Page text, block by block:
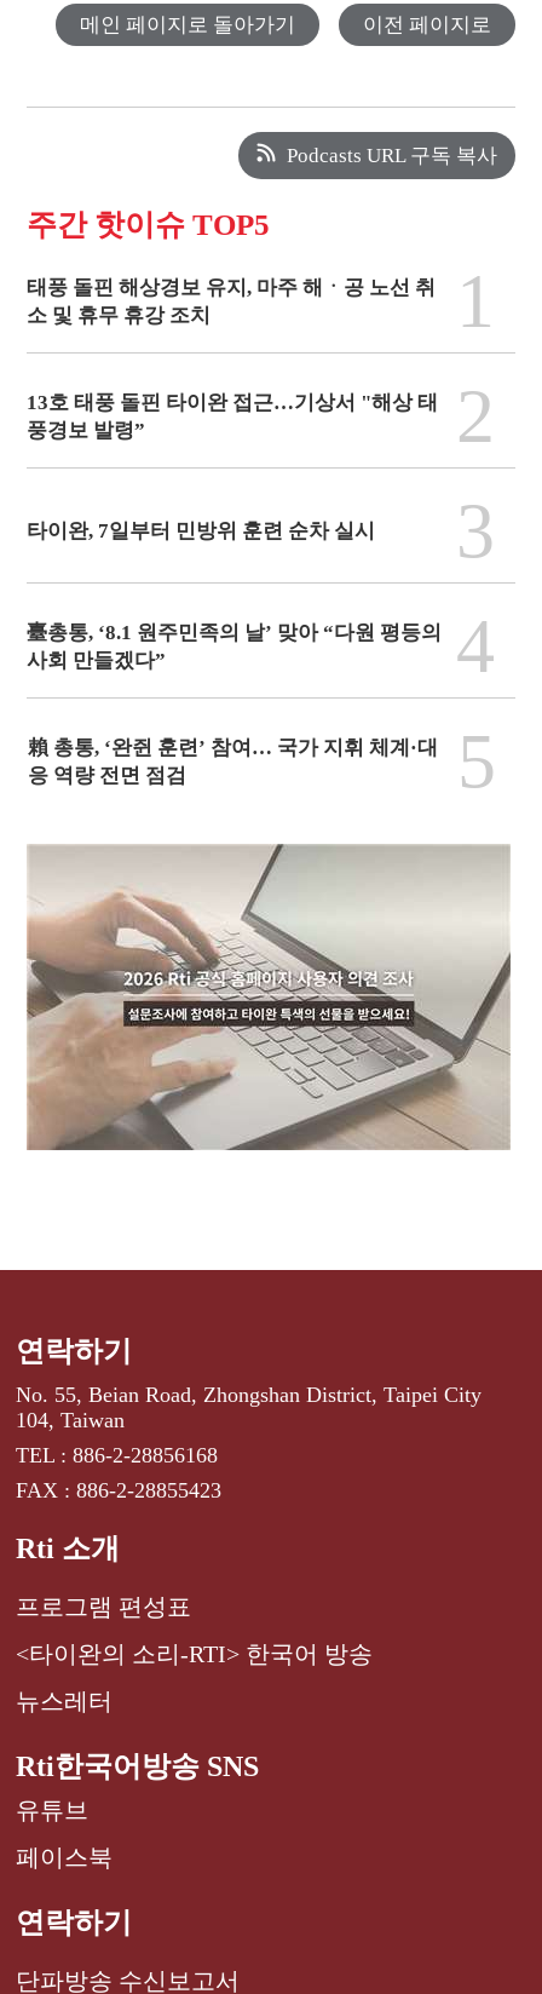
메인 페이지로 돌아가기 이전 페이지로
Podcasts URL 구독 복사
주간 핫이슈 TOP5
태풍 돌핀 해상경보 유지, 마주 해ㆍ공 노선 취
소 및 휴무 휴강 조치
1
13호 태풍 돌핀 타이완 접근…기상서 "해상 태
풍경보 발령”
2
타이완, 7일부터 민방위 훈련 순차 실시 3
臺총통, ‘8.1 원주민족의 날’ 맞아 “다원 평등의
사회 만들겠다”
4
賴 총통, ‘완쥔 훈련’ 참여… 국가 지휘 체계·대
응 역량 전면 점검
5
연락하기
No. 55, Beian Road, Zhongshan District, Taipei City
104, Taiwan
TEL : 886-2-28856168
FAX : 886-2-28855423
Rti 소개
프로그램 편성표
<타이완의 소리-RTI> 한국어 방송
뉴스레터
Rti한국어방송 SNS
유튜브
페이스북
연락하기
단파방송 수신보고서